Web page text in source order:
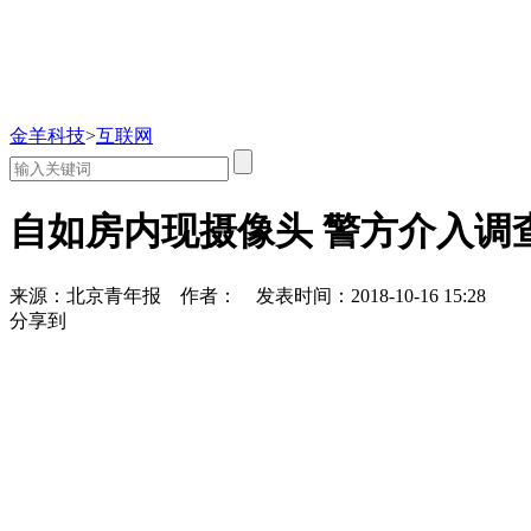
金羊科技>互联网
自如房内现摄像头 警方介入调
来源：北京青年报 作者：
发表时间：2018-10-16 15:28
分享到